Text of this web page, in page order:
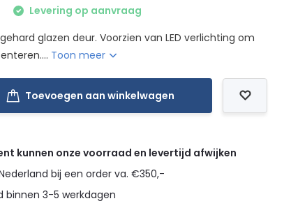
Levering op aanvraag
glazen deur. Voorzien van LED verlichting om
Toon meer
Toevoegen aan winkelwagen
kunnen onze voorraad en levertijd afwijken
bij een order va. €350,-
binnen 3-5 werkdagen